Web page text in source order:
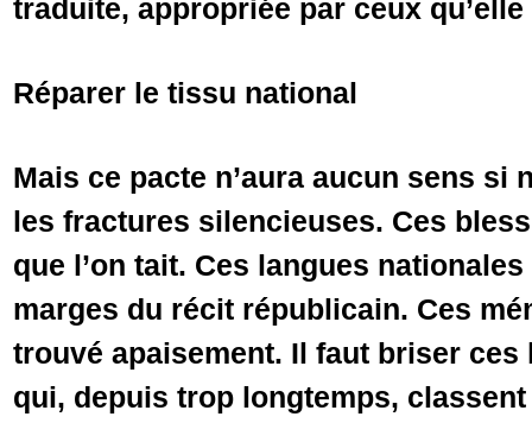
traduite, appropriée par ceux
Réparer le tissu national
Mais ce pacte n’aura aucun sens si
les fractures silencieuses. Ces
que l’on tait. Ces langues
marges du récit républicain. Ces
trouvé apaisement. Il faut briser
qui, depuis trop longtemps,